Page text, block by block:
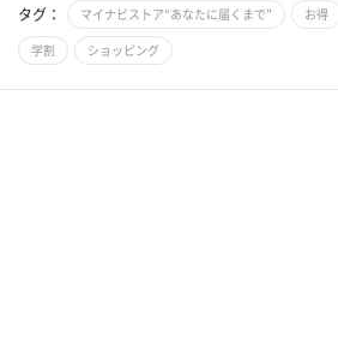
タグ： マイナビストア“あなたに届くまで” お得
学割 ショッピング